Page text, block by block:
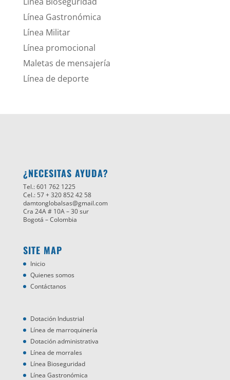
Línea Gastronómica
Línea Militar
Línea promocional
Maletas de mensajería
Línea de deporte
¿NECESITAS AYUDA?
Tel.: 601 762 1225
Cel.: 57 + 320 852 42 58
damtonglobalsas@gmail.com
Cra 24A # 10A – 30 sur
Bogotá – Colombia
SITE MAP
Inicio
Quienes somos
Contáctanos
Dotación Industrial
Línea de marroquinería
Dotación administrativa
Línea de morrales
Línea Bioseguridad
Línea Gastronómica